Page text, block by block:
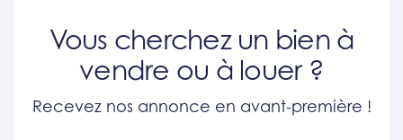
Vous cherchez un bien à
vendre ou à louer ?
Recevez nos annonce en avant-première !